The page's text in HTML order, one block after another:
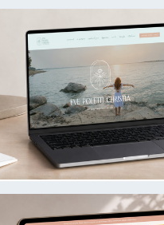
Christia – Site internet de